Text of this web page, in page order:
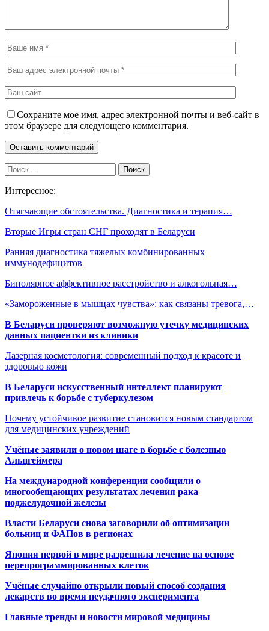
Сохраните мое имя, адрес электронной почты и веб-сайт в
этом браузере для следующего комментария.
Интересное:
Отягчающие обстоятельства. Диагностика и терапия…
Вторые Игры стран СНГ проходят в Беларуси
Ранняя диагностика тяжелых комбинированных
иммунодефицитов
Биполярное аффективное расстройство и алкогольная…
«Замороженные в мышцах чувства»: как связаны тревога,…
В Беларуси проверяют возможную утечку медицинских
данных пациентки из клиники
Лазерная косметология: современный подход к красоте и
здоровью кожи
В Беларуси искусственный интеллект планируют
привлечь к борьбе с туберкулезом
Почему устойчивое развитие становится новым стандартом
для медицинских учреждений
Учёные заявили о новом шаге в борьбе с болезнью
Альцгеймера
На международной конференции сообщили о
многообещающих результатах лечения рака
поджелудочной железы
Власти Беларуси снова заговорили об оптимизации
больниц и ФАПов в регионах
Япония первой в мире разрешила лечение на основе
перепрограммированных клеток
Учёные случайно открыли новый способ создания
лекарств во время неудачного эксперимента
Главные тренды и новости мировой медицины